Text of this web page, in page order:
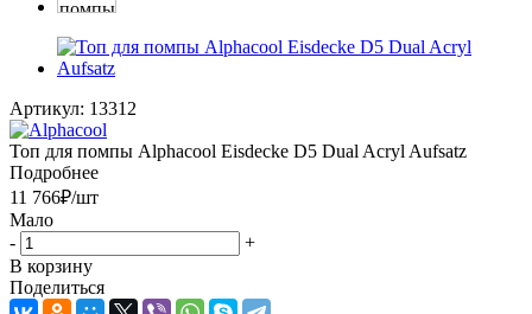
Артикул: 13312
Топ для помпы Alphacool Eisdecke D5 Dual Acryl Aufsatz
Подробнее
11 766₽/шт
Мало
-
+
В корзину
Поделиться